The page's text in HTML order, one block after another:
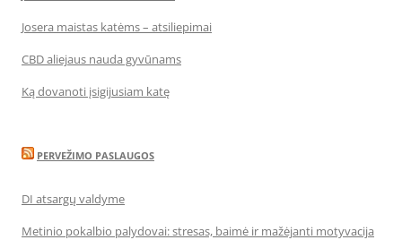
Josera maistas katėms – atsiliepimai
CBD aliejaus nauda gyvūnams
Ką dovanoti įsigijusiam katę
PERVEŽIMO PASLAUGOS
DI atsargų valdyme
Metinio pokalbio palydovai: stresas, baimė ir mažėjanti motyvacija